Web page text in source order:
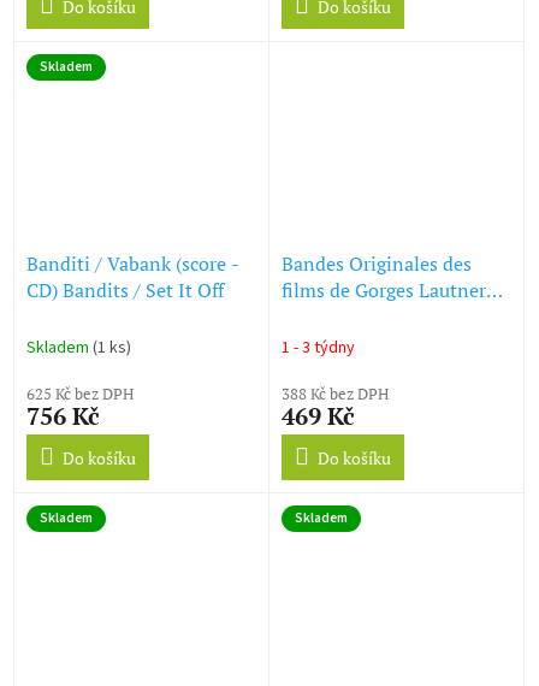
Do košíku Do košíku
Skladem
Banditi / Vabank (score -
CD) Bandits / Set It Off
Skladem (1 ks)
625 Kč bez DPH
756 Kč
Do košíku
Bandes Originales des
films de Gorges Lautner
1 - 3 týdny
388 Kč bez DPH
469 Kč
Do košíku
Skladem Skladem